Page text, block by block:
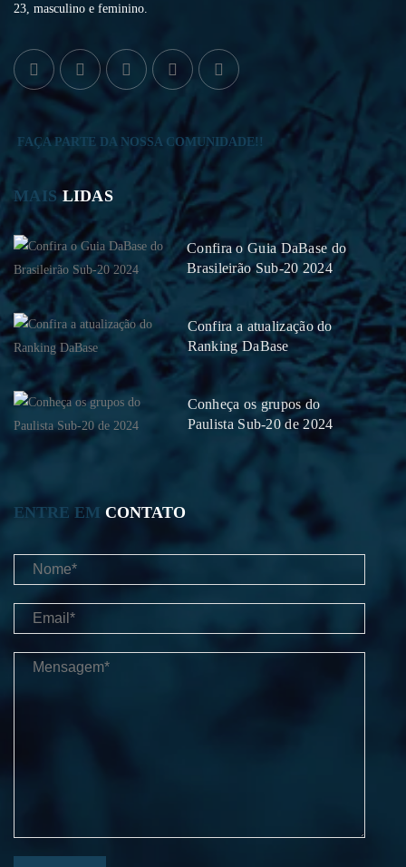
23, masculino e feminino.
FAÇA PARTE DA NOSSA COMUNIDADE!!
MAISLIDAS
Confira o Guia DaBase do
Brasileirão Sub-20 2024
Confira a atualização do
Ranking DaBase
Conheça os grupos do
Paulista Sub-20 de 2024
ENTRE EM CONTATO